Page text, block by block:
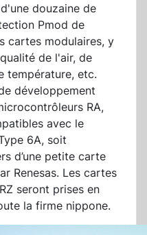
douzaine de
Pmod de
cartes modulaires, y
de l'air, de
température, etc.
développement
RA,
avec le
6A, soit
d’une petite carte
Renesas. Les cartes
seront prises en
la firme nippone.